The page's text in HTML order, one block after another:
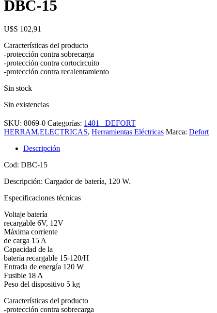
DBC-15
U$S 102,91
Características del producto
-protección contra sobrecarga
-protección contra cortocircuito
-protección contra recalentamiento
Sin stock
Sin existencias
SKU: 8069-0 Categorías: 1401– DEFORT
HERRAM.ELECTRICAS, Herramientas Eléctricas Marca: Defort
Descripción
Cod: DBC-15
Descripción: Cargador de batería, 120 W.
Especificaciones técnicas
Voltaje batería
recargable 6V, 12V
Máxima corriente
de carga 15 A
Capacidad de la
batería recargable 15-120/H
Entrada de energía 120 W
Fusible 18 A
Peso del dispositivo 5 kg
Características del producto
-protección contra sobrecarga